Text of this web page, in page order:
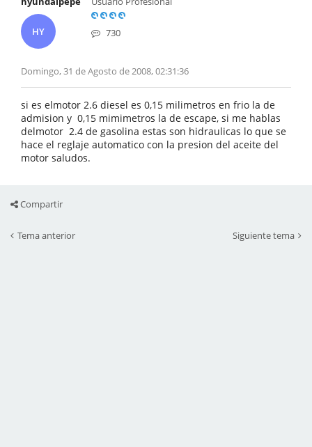
HY 730
Domingo, 31 de Agosto de 2008, 02:31:36
si es elmotor 2.6 diesel es 0,15 milimetros en frio la de
admision y 0,15 mimimetros la de escape, si me hablas
delmotor 2.4 de gasolina estas son hidraulicas lo que se
hace el reglaje automatico con la presion del aceite del
motor saludos.
Compartir
Tema anterior Siguiente tema